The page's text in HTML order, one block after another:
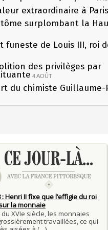
extraordinaire à Paris
surplombant la
funeste de Louis III, roi
des privilèges par
4 AOÛT
du chimiste Guillaume-
Fontaine : réouverture
III est poignardé à
moine jacobin 1ER AOÛT
instaurant les
fonte de Léon
d'Auguste Poulain,
JUILLET
sur la liberté de la
de François
pas mousse
bien
à qui sait attendre
19 janvier 1544, mort le